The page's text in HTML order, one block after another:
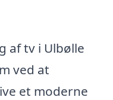
af tv i Ulbølle
ved at
et moderne